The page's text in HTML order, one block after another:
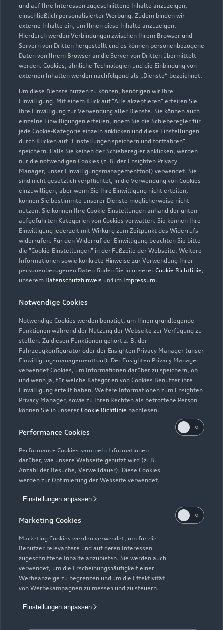
und auf Ihre Interessen zugeschnittene Inhalte anzuzeigen,
einschließlich personalisierter Werbung. Zudem binden wir
externe Inhalte ein, um Ihnen diese Inhalte anzuzeigen.
Hierdurch werden Verbindungen zwischen Ihrem Browser und
Servern von Dritten hergestellt und es können personenbezogene
Daten von Ihrem Browser an die Server von Dritten übermittelt
werden. Cookies, ähnliche Technologien und die Einbindung von
externen Inhalten werden nachfolgend als „Dienste“ bezeichnet.
Um diese Dienste nutzen zu können, benötigen wir Ihre
Einwilligung. Mit einem Klick auf "Alle akzeptieren" erteilen Sie
Ihre Einwilligung zur Verwendung aller Dienste. Sie können auch
einzelne Einwilligungen erteilen, indem Sie die Schieberegler für
jede Cookie-Kategorie einzeln anklicken und diese Einstellungen
durch Klicken auf "Einstellungen speichern und fortfahren"
speichern. Falls Sie keinen der Schieberegler anklicken, werden
nur die notwendigen Cookies (z. B. der Ensighten Privacy
Manager, unser Einwilligungsmanagementtool) verwendet. Sie
sind nicht gesetzlich verpflichtet, in die Verwendung von Cookies
einzuwilligen, aber wenn Sie Ihre Einwilligung nicht erteilen,
können Sie bestimmte unserer Dienste möglicherweise nicht
nutzen. Sie können Ihre Cookie-Einstellungen anhand der unten
aufgeführten Kategorien von Cookies verwalten. Sie können Ihre
Einwilligung jederzeit mit Wirkung zum Zeitpunkt des Widerrufs
widerrufen. Für den Widerruf der Einwilligung beachten Sie bitte
die "Cookie-Einstellungen" in der Fußzeile der Webseite. Weitere
Informationen sowie konkrete Hinweise zur Verwendung Ihrer
personenbezogenen Daten finden Sie in unserer Cookie Richtlinie,
unserem Datenschutzhinweis und im Impressum.
Notwendige Cookies
Notwendige Cookies werden benötigt, um Ihnen grundlegende
Funktionen während der Nutzung der Webseite zur Verfügung zu
stellen. Zu diesen Funktionen gehört z. B. der
Fahrzeugkonfigurator oder der Ensighten Privacy Manager (unser
Einwilligungsmanagementtool). Der Ensighten Privacy Manager
verwendet Cookies, um Informationen darüber zu speichern, ob
und wenn ja, für welche Kategorien von Cookies Benutzer ihre
Einwilligung erteilt haben. Weitere Informationen zum Ensighten
Privacy Manager, sowie zu Ihren Rechten als betroffene Person
können Sie in unserer Cookie Richtlinie nachlesen.
Performance Cookies
Performance Cookies sammeln Informationen
darüber, wie unsere Webseite genutzt wird (z. B.
Anzahl der Besuche, Verweildauer). Diese Cookies
werden zur Optimierung der Webseite verwendet.
Einstellungen anpassen
Marketing Cookies
Marketing Cookies werden verwendet, um für die
Benutzer relevantere und auf deren Interessen
zugeschnittene Inhalte anzubieten. Sie werden auch
verwendet, um die Erscheinungshäufigkeit einer
Werbeanzeige zu begrenzen und um die Effektivität
von Werbekampagnen zu messen und zu steuern.
Einstellungen anpassen
Zur Inspektion
Zu den Rädern
Zurück nach oben
Modelle
Elektromodelle
Plug-in-Hybride
Neuwagensuche
Gebrauchtwagensuche
Geschäftskunden
Service & Zubehör
Saisonale Angebote
Audi Services
Garantie
Audi digital services
myAudi
Support
Audi Code
Häufige Fragen (FAQ)
Audi Online Beratung
Online-Terminvereinbarung
Über Audi
Unternehmen
Karriere
Investor Relations
© 2026 AUDI AG. Alle Rechte vorbehalten
Impressum Rechtliches